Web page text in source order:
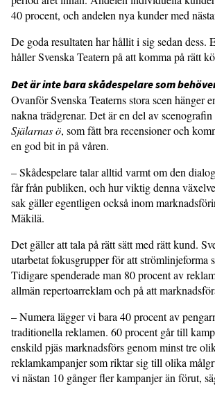
40 procent, och andelen nya kunder med
De goda resultaten har hållit i sig sedan dess.
håller Svenska Teatern på att komma på rätt
Det är inte bara skådespelare som
Ovanför Svenska Teaterns stora scen hänger
nakna trädgrenar. Det är en del av
Själarnas ö, som fått bra recensioner och
en god bit in på våren.
– Skådespelare talar alltid varmt om den
får från publiken, och hur viktig denna
sak gäller egentligen också inom
Mäkilä.
Det gäller att tala på rätt sätt med rätt kund.
utarbetat fokusgrupper för att strömlinjeforma
Tidigare spenderade man 80 procent av
allmän repertoarreklam och på att
– Numera lägger vi bara 40 procent av
traditionella reklamen. 60 procent går till
enskild pjäs marknadsförs genom minst tre
reklamkampanjer som riktar sig till olika
vi nästan 10 gånger fler kampanjer än förut,